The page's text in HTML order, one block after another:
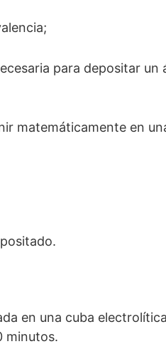
para depositar
matemáticamente en
en una cuba
minutos.